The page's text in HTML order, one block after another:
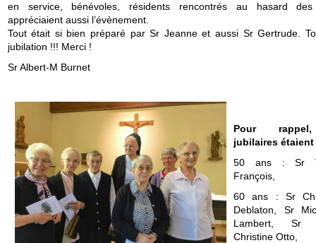
en service, bénévoles, résidents rencontrés au hasard
appréciaient aussi l’évènement.
Tout était si bien préparé par Sr Jeanne et aussi Sr Gertrude.
jubilation !!! Merci !
Sr Albert-M Burnet
Pour
jubilaires étaient
50 ans : Sr
François,
60 ans : Sr
Deblaton, Sr
Lambert, Sr
Christine Otto,